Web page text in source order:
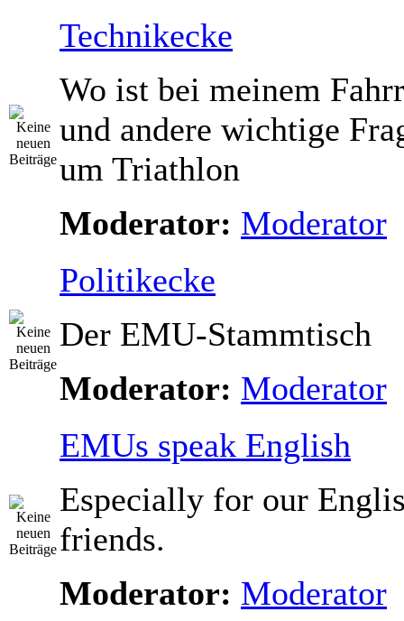
Technikecke
Wo ist bei meinem
und andere wichtige
um Triathlon
Moderator: Moderator
Politikecke
Der EMU-Stammtisch
Moderator: Moderator
EMUs speak English
Especially for our
friends.
Moderator: Moderator